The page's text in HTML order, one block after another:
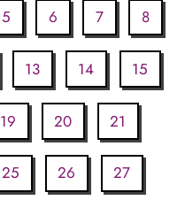
5 6 7 8
13 14 15
19 20 21
25 26 27